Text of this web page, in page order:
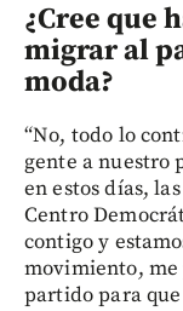
¿Cree que
migrar al
moda?
“No, todo lo
gente a nuestro
en estos días,
Centro
contigo y
movimiento, me
partido para